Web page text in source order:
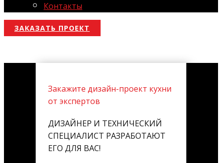
Контакты
ЗАКАЗАТЬ ПРОЕКТ
Закажите дизайн-проект кухни
от экспертов
ДИЗАЙНЕР И ТЕХНИЧЕСКИЙ
СПЕЦИАЛИСТ РАЗРАБОТАЮТ
ЕГО ДЛЯ ВАС!